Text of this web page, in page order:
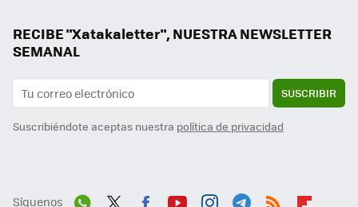
RECIBE "Xatakaletter", NUESTRA NEWSLETTER
SEMANAL
SUSCRIBIR
Suscribiéndote aceptas nuestra política de privacidad
Síguenos